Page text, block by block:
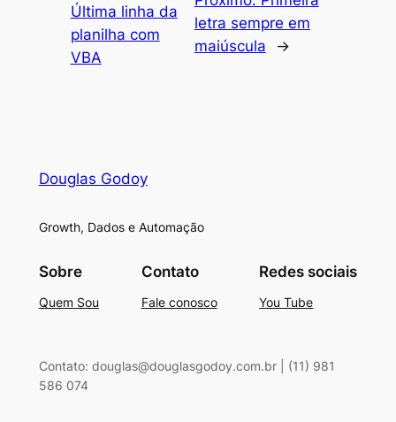
Última linha da
planilha com
VBA
letra sempre em
maiúscula
→
Douglas Godoy
Growth, Dados e Automação
Sobre
Quem Sou
Contato
Fale conosco
Redes sociais
You Tube
Contato: douglas@douglasgodoy.com.br | (11) 981
586 074